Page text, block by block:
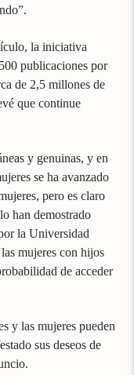
la iniciativa
publicaciones por
de 2,5 millones de
que continue
y genuinas, y en
se ha avanzado
pero es claro
han demostrado
la Universidad
mujeres con hijos
de acceder
y las mujeres pueden
sus deseos de